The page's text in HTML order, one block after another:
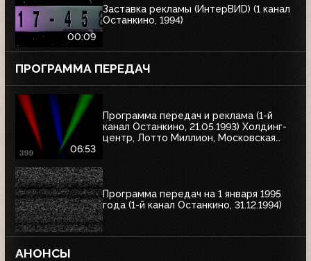
00:09
Заставка рекламы (ИнтерВИD) (1 канал
Останкино, 1994)
ПРОГРАММА ПЕРЕДАЧ
06:53
Программа передач и реклама (1-й
канал Останкино, 21.05.1993) Холдинг-
центр, Лотто Миллион, Московская
Программа передач на 1 января 1995
года (1-й канал Останкино, 31.12.1994)
АНОНСЫ